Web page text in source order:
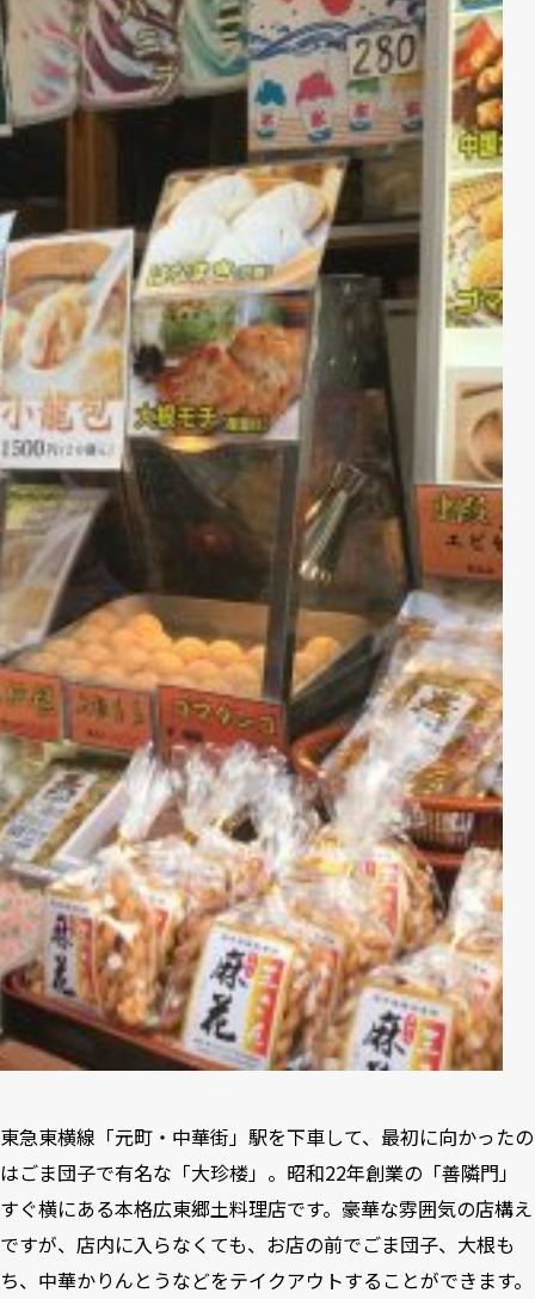
東急東横線「元町・中華街」駅を下車して、最初に向かったの
はごま団子で有名な「大珍楼」。昭和22年創業の「善隣門」
すぐ横にある本格広東郷土料理店です。豪華な雰囲気の店構え
ですが、店内に入らなくても、お店の前でごま団子、大根も
ち、中華かりんとうなどをテイクアウトすることができます。